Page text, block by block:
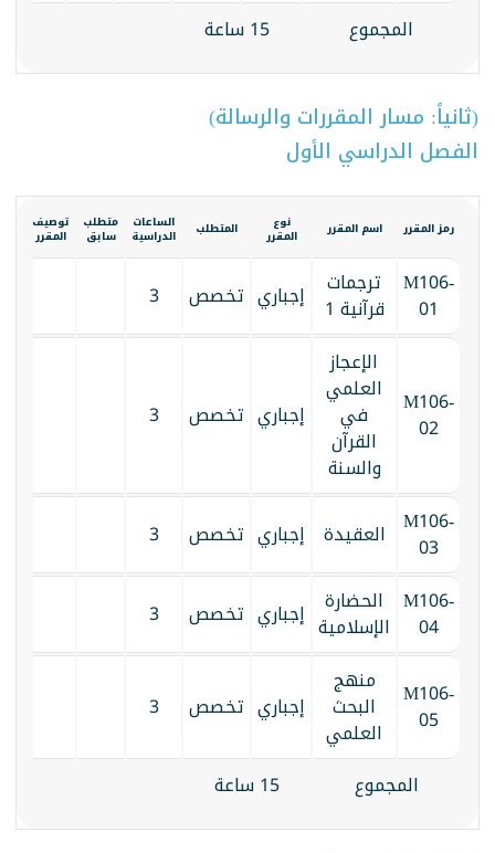
المجموع 15 ساعة
(ثانياً: مسار المقررات والرسالة)
الفصل الدراسي الأول
رمز المقرر اسم المقرر نوع
المقرر المتطلب الساعات
الدراسية
متطلب
سابق
توصيف
المقرر
M106-
01
ترجمات
قرآنية 1 إجباري تخصص 3
M106-
02
الإعجاز
العلمي
في
القرآن
والسنة
إجباري تخصص 3
M106-
03 العقيدة إجباري تخصص
3
M106-
04
الحضارة
الإسلامية إجباري تخصص 3
M106-
05
منهج
البحث
العلمي
إجباري تخصص 3
المجموع 15 ساعة